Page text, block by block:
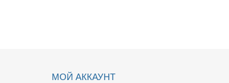
МОЙ АККАУНТ